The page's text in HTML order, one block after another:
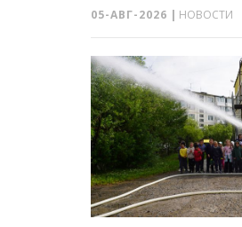
05-АВГ-2026 НОВОСТИ